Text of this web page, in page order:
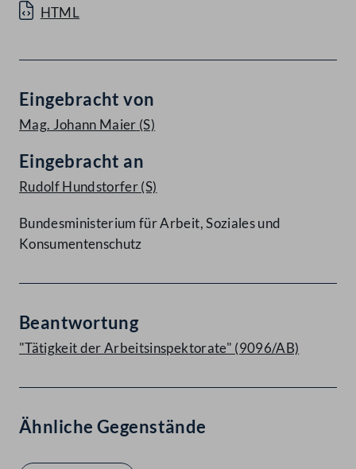
HTML
Eingebracht von
Mag. Johann Maier (S)
Eingebracht an
Rudolf Hundstorfer(S)
Bundesministerium für Arbeit, Soziales und
Konsumentenschutz
Beantwortung
"Tätigkeit der Arbeitsinspektorate" (9096/AB)
Ähnliche Gegenstände